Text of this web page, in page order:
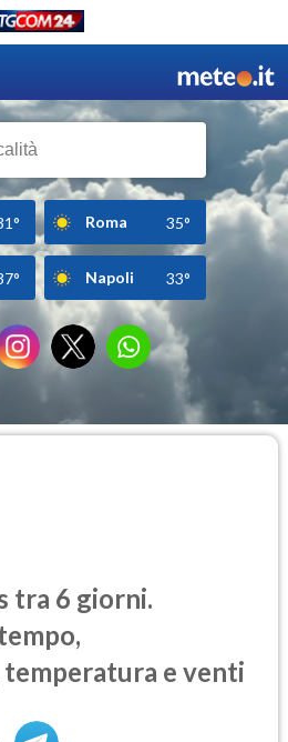
Roma 35°
Napoli 33°
tra 6 giorni.
e venti